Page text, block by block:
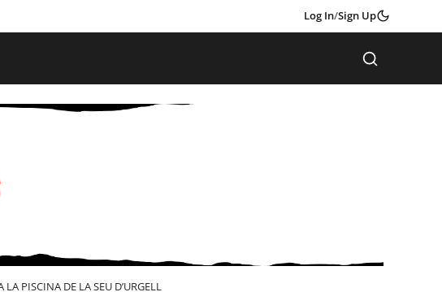
Log In/Sign Up
PISCINA DE LA SEU D’URGELL